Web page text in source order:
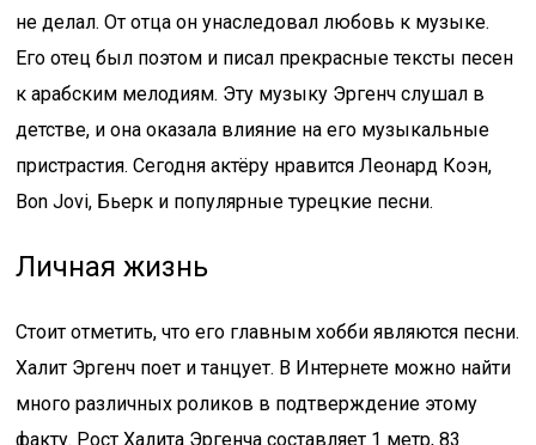
не делал. От отца он унаследовал любовь к музыке.
Его отец был поэтом и писал прекрасные тексты песен
к арабским мелодиям. Эту музыку Эргенч слушал в
детстве, и она оказала влияние на его музыкальные
пристрастия. Сегодня актёру нравится Леонард Коэн,
Bon Jovi, Бьерк и популярные турецкие песни.
Личная жизнь
Стоит отметить, что его главным хобби являются песни.
Халит Эргенч поет и танцует. В Интернете можно найти
много различных роликов в подтверждение этому
факту. Рост Халита Эргенча составляет 1 метр, 83